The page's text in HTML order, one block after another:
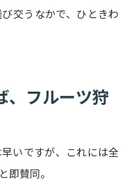
交うなかで、ひときわ
、フルーツ狩
いですが、これには全
と即賛同。